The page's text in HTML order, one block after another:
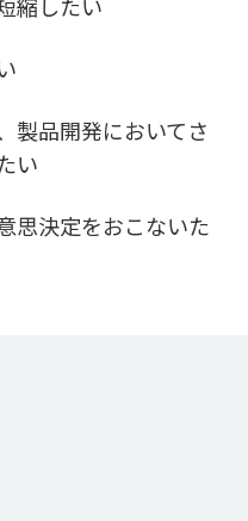
縮したい
製品開発においてさ
い
思決定をおこないた